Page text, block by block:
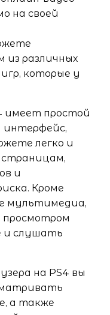
на своей
различных
которые у
имеет простой
легко и
и
Кроме
мультимедиа,
и слушать
на PS4 вы
а также